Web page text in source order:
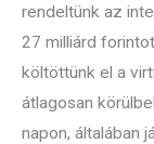
rendeltünk az
27 milliárd
költöttünk el a
átlagosan
napon, általában